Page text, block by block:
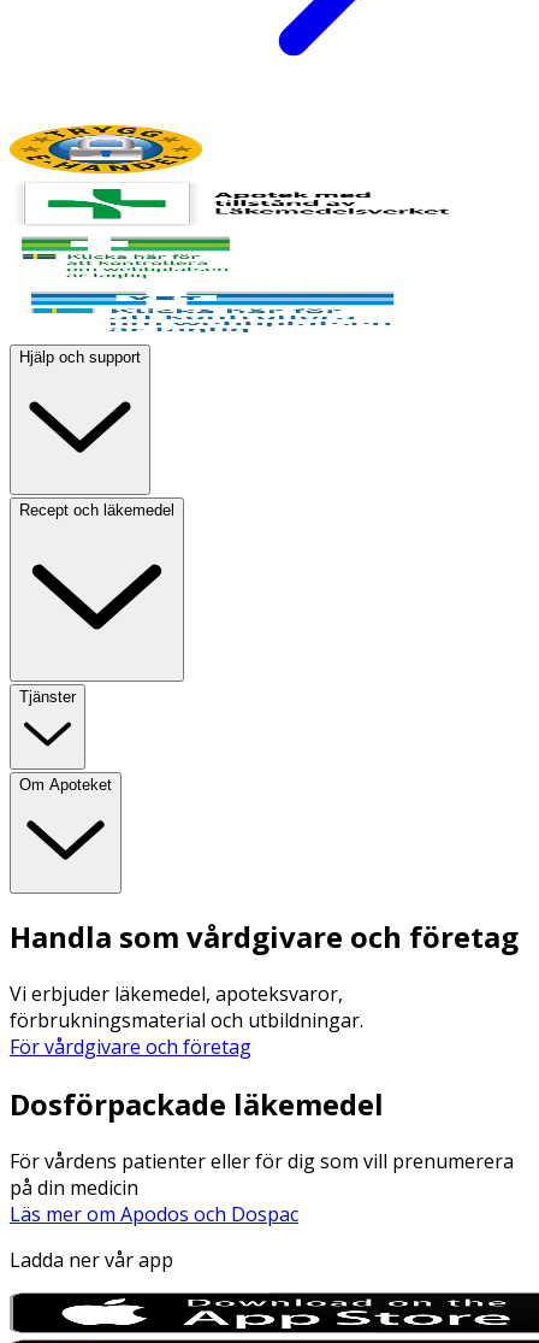
Hjälp och support
Recept och läkemedel
Tjänster
Om Apoteket
Handla som vårdgivare och företag
Vi erbjuder läkemedel, apoteksvaror,
förbrukningsmaterial och utbildningar.
För vårdgivare och företag
Dosförpackade läkemedel
För vårdens patienter eller för dig som vill prenumerera
på din medicin
Läs mer om Apodos och Dospac
Ladda ner vår app